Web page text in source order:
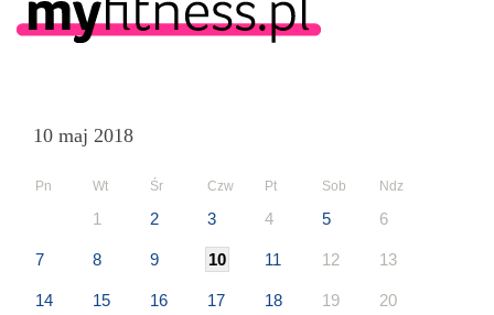
10 maj 2018
Pn Wt Śr Czw Pt Sob Ndz
1 2 3 4 5 6
7 8 9 10 11 12 13
14 15 16 17 18 19 20